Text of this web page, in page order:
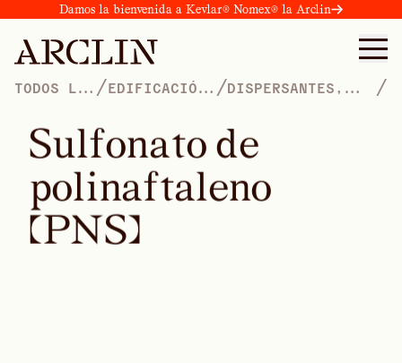
Damos la bienvenida a Kevlar® Nomex® la Arclin
TODOS LOS /EDIFICACIÓN
/DISPERSANTES,
HUMECTANTES
/
Sulfonato de
polinaftaleno
(PNS)